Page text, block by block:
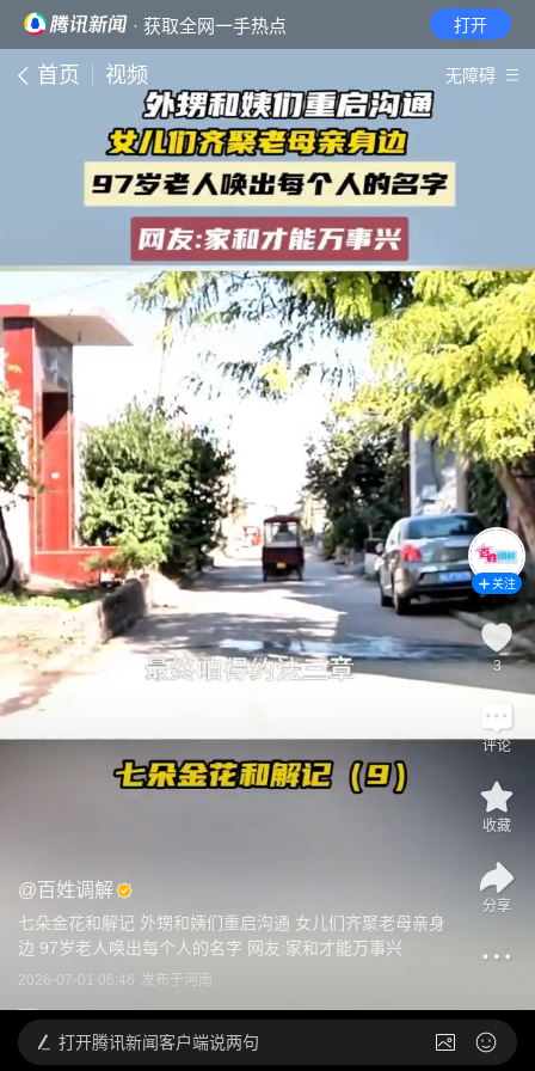
· 获取全网一手热点 打开
首页 视频 无障碍
@ 百姓调解
七朵金花和解记 外甥和姨们重启沟通 女儿们齐聚老母亲身
边 97岁老人唤出每个人的名字 网友:家和才能万事兴
2026-07-01 06:46 发布于河南
关注
3
评论
收藏
分享
打开腾讯新闻客户端说两句